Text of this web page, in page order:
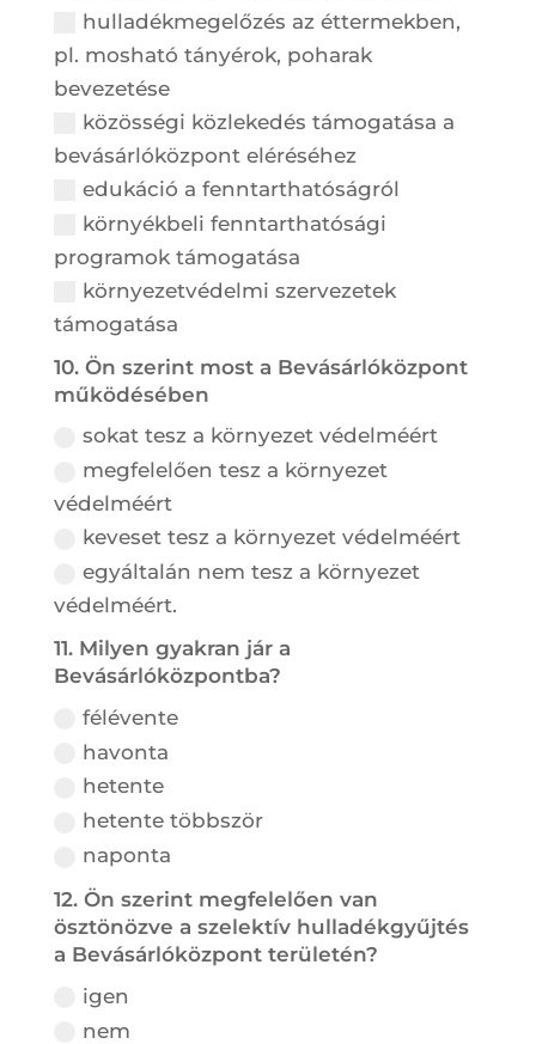
hulladékmegelőzés az éttermekben,
pl. mosható tányérok, poharak
bevezetése
közösségi közlekedés támogatása a
bevásárlóközpont eléréséhez
edukáció a fenntarthatóságról
környékbeli fenntarthatósági
programok támogatása
környezetvédelmi szervezetek
támogatása
10. Ön szerint most a Bevásárlóközpont
működésében
sokat tesz a környezet védelméért
megfelelően tesz a környezet
védelméért
keveset tesz a környezet védelméért
egyáltalán nem tesz a környezet
védelméért.
11. Milyen gyakran jár a
Bevásárlóközpontba?
félévente
havonta
hetente
hetente többször
naponta
12. Ön szerint megfelelően van
ösztönözve a szelektív hulladékgyűjtés
a Bevásárlóközpont területén?
igen
nem